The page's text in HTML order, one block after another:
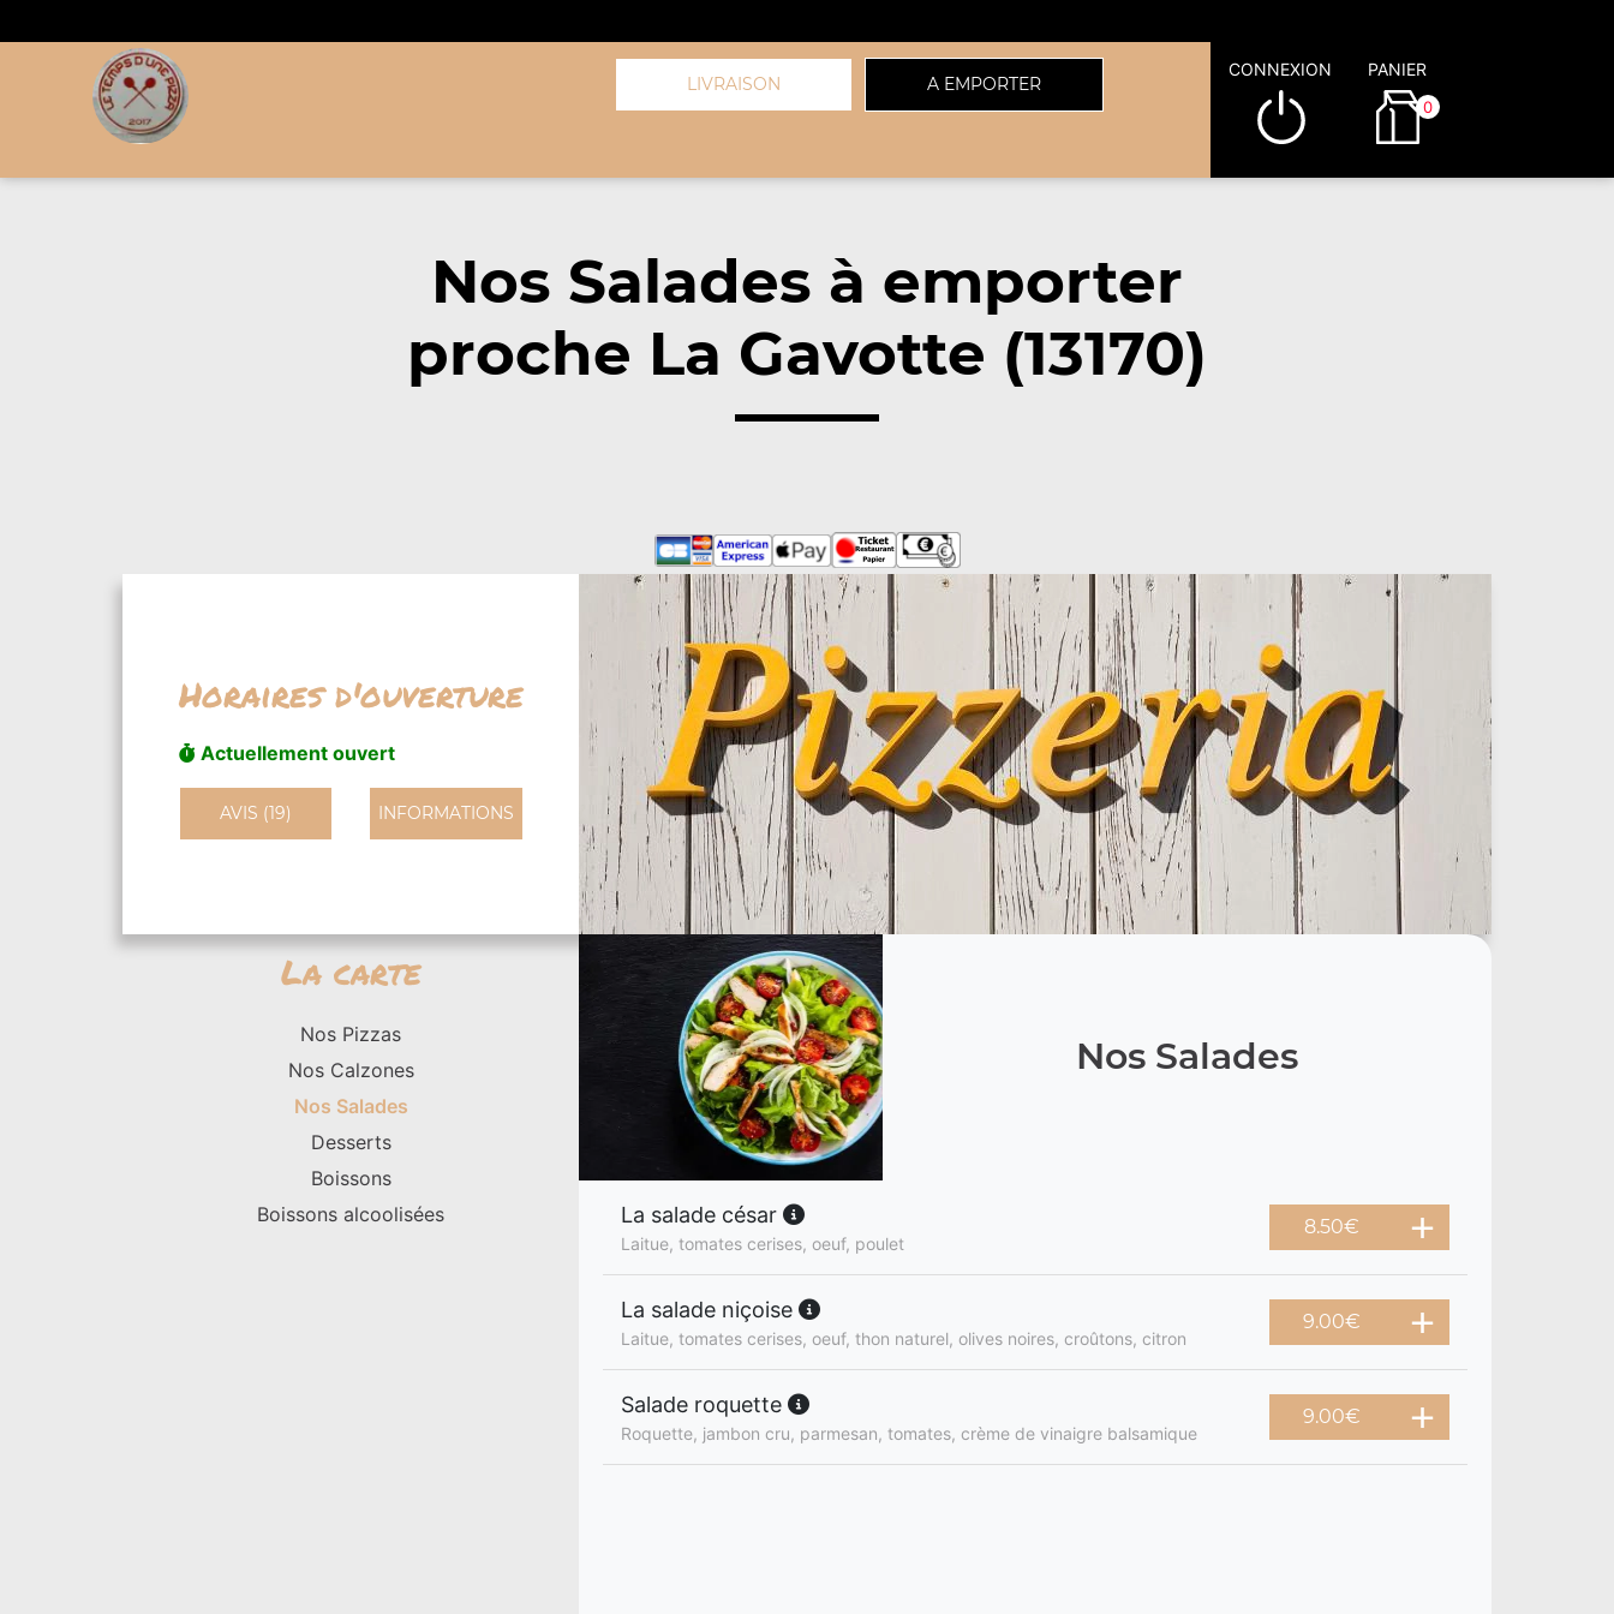
LIVRAISON A EMPORTER
CONNEXION PANIER
0
Nos Salades à emporter
proche La Gavotte (13170)
Horaires d'ouverture
Actuellement ouvert
AVIS (19) INFORMATIONS
La carte
Nos Pizzas
Nos Calzones
Nos Salades
Desserts
Boissons
Boissons alcoolisées
Nos Salades
La salade césar
Laitue, tomates cerises, oeuf, poulet
8.50€
La salade niçoise
Laitue, tomates cerises, oeuf, thon naturel, olives noires, croûtons, citron
9.00€
Salade roquette
Roquette, jambon cru, parmesan, tomates, crème de vinaigre balsamique
9.00€